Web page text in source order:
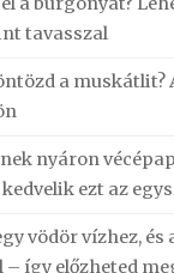
tavasszal
a muskátlit?
nyáron
ezt az
vödör vízhez,
– így előzheted